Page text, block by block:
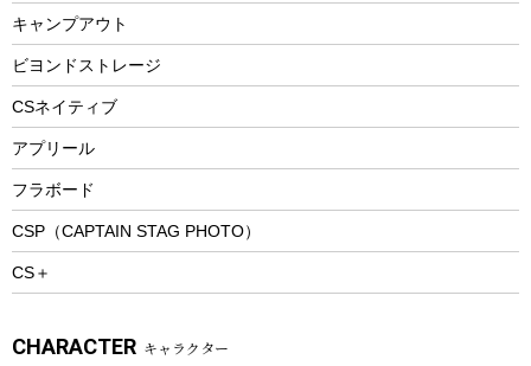
スノーシュー
防寒ウェア
トレッキング
トレッキングアクセサリー
プレイグッズ
ウェルネス
ウェア、タオル
キャンプアウト
ビヨンドストレージ
CSネイティブ
アプリール
フラボード
CSP（CAPTAIN STAG PHOTO）
CS＋
CHARACTER キャラクター